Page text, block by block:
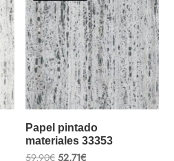
Papel pintado
materiales 33353
59,90€ El
52,71€El